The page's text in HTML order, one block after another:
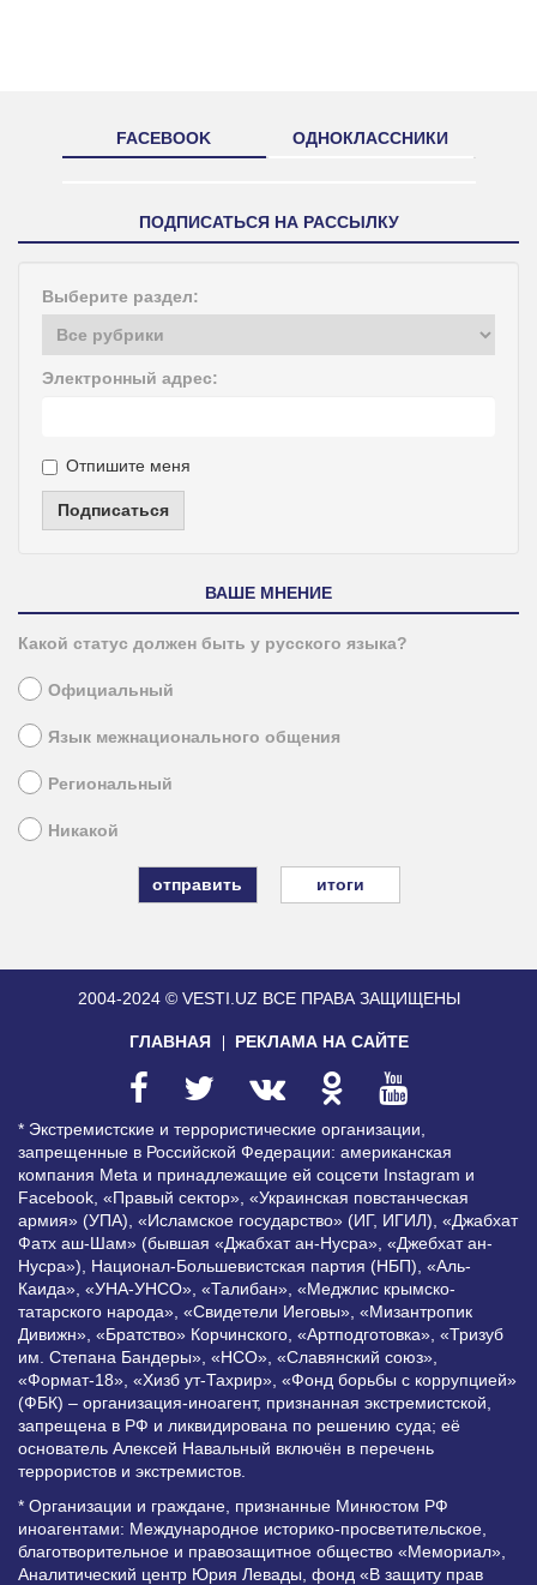
FACEBOOK ОДНОКЛАССНИКИ
ПОДПИСАТЬСЯ НА РАССЫЛКУ
Выберите раздел:
Электронный адрес:
Отпишите меня
Подписаться
ВАШЕ МНЕНИЕ
Какой статус должен быть у русского языка?
Официальный
Язык межнационального общения
Региональный
Никакой
итоги
2004-2024 © VESTI.UZ ВСЕ ПРАВА ЗАЩИЩЕНЫ
ГЛАВНАЯ РЕКЛАМА НА САЙТЕ
* Экстремистские и террористические организации,
запрещенные в Российской Федерации: американская
компания Meta и принадлежащие ей соцсети Instagram и
Facebook, «Правый сектор», «Украинская повстанческая
армия» (УПА), «Исламское государство» (ИГ, ИГИЛ), «Джабхат
Фатх аш-Шам» (бывшая «Джабхат ан-Нусра», «Джебхат ан-
Нусра»), Национал-Большевистская партия (НБП), «Аль-
Каида», «УНА-УНСО», «Талибан», «Меджлис крымско-
татарского народа», «Свидетели Иеговы», «Мизантропик
Дивижн», «Братство» Корчинского, «Артподготовка», «Тризуб
им. Степана Бандеры», «НСО», «Славянский союз»,
«Формат-18», «Хизб ут-Тахрир», «Фонд борьбы с коррупцией»
(ФБК) – организация-иноагент, признанная экстремистской,
запрещена в РФ и ликвидирована по решению суда; её
основатель Алексей Навальный включён в перечень
террористов и экстремистов.
* Организации и граждане, признанные Минюстом РФ
иноагентами: Международное историко-просветительское,
благотворительное и правозащитное общество «Мемориал»,
Аналитический центр Юрия Левады, фонд «В защиту прав